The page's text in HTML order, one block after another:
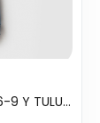
ERKEK BEBEK 0-3/3-6/6-9 Y TULUM